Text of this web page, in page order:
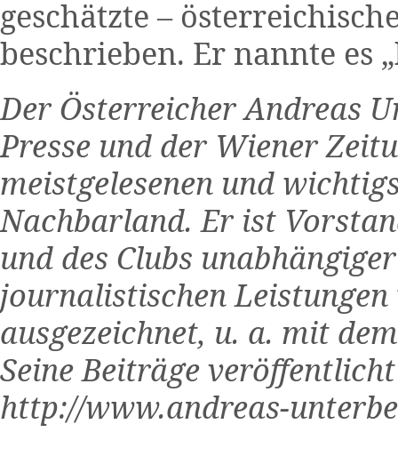
geschätzte –
beschrieben. Er nannte es
Der Österreicher Andreas
Presse und der Wiener
meistgelesenen und
Nachbarland. Er ist
und des Clubs
journalistischen
ausgezeichnet, u. a. mit
Seine Beiträge
http://www.andreas-